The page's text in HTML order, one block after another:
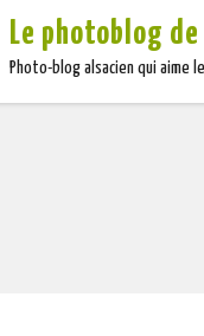
Le photoblog de
Photo-blog alsacien qui aime